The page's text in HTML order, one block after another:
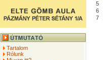
Tartalom
Rólunk
5
6
7